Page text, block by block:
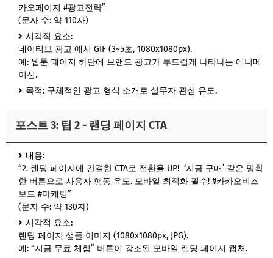
카오페이지 #광고전략”
(문자 수: 약 110자)
시각적 요소:
네이티브 광고 예시 GIF (3~5초, 1080x1080px).
예: 웹툰 페이지 하단에 브랜드 광고가 부드럽게 나타나는 애니메
이션.
목적: 구체적인 광고 형식 소개로 실무자 관심 유도.
포스트 3: 팁 2 - 랜딩 페이지 CTA
내용:
“2. 랜딩 페이지에 간결한 CTA로 전환율 UP! ‘지금 구매’ 같은 명확
한 버튼으로 사용자 행동 유도. 모바일 최적화 필수! #카카오비즈
보드 #마케팅”
(문자 수: 약 130자)
시각적 요소:
랜딩 페이지 샘플 이미지 (1080x1080px, JPG).
예: “지금 무료 체험” 버튼이 강조된 모바일 랜딩 페이지 캡처.